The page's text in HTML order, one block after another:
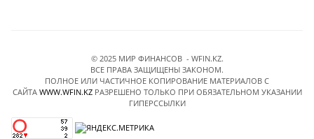
© 2025 МИР ФИНАНСОВ - WFIN.KZ.
ВСЕ ПРАВА ЗАЩИЩЕНЫ ЗАКОНОМ.
ПОЛНОЕ ИЛИ ЧАСТИЧНОЕ КОПИРОВАНИЕ МАТЕРИАЛОВ C
САЙТА WWW.WFIN.KZРАЗРЕШЕНО ТОЛЬКО ПРИ ОБЯЗАТЕЛЬНОМ УКАЗАНИИ
ГИПЕРССЫЛКИ